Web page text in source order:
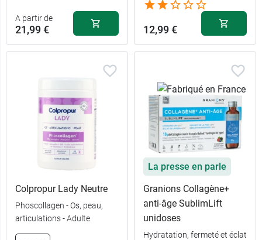
A partir de
21,99 € 12,99 €
Colpropur Lady Neutre
Phoscollagen - Os, peau,
articulations - Adulte
La presse en parle
Granions Collagène+
anti-âge SublimLift
unidoses
Hydratation, fermeté et éclat